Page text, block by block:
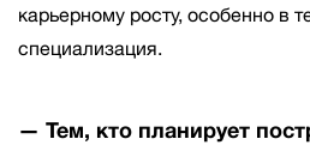
карьерному росту, особенно в
специализация.
— Тем, кто планирует